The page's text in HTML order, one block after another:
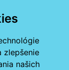
zlepšenie
našich